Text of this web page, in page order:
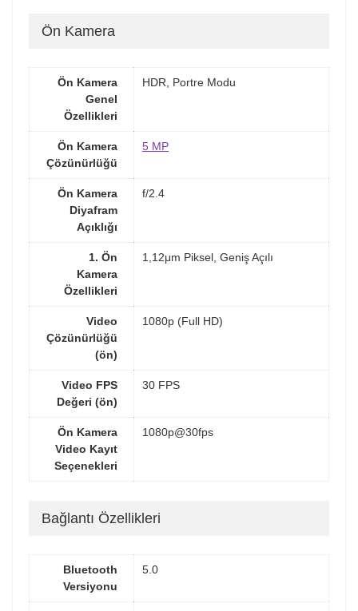
Ön Kamera
Ön Kamera
Genel
Özellikleri
HDR, Portre Modu
Ön Kamera
Çözünürlüğü
5 MP
Ön Kamera
Diyafram
Açıklığı
f/2.4
1. Ön
Kamera
Özellikleri
1,12μm Piksel, Geniş Açılı
Video
Çözünürlüğü
(ön)
1080p (Full HD)
Video FPS
Değeri (ön)
30 FPS
Ön Kamera
Video Kayıt
Seçenekleri
1080p@30fps
Bağlantı Özellikleri
Bluetooth
Versiyonu
5.0